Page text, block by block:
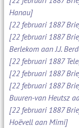
Hanau]
[22 februari 1887
[22 februari 1887
Berlekom aan J.J.
[22 februari 1887
[22 februari 1887
[22 februari 1887
Buuren-van Heutsz
[22 februari 1887
Hoëvell aan Mimi]